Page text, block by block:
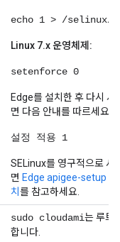
echo 1 > /selinux/
Linux 7.x 운영체제:
setenforce 0
Edge를 설치한 후 다시 사
면 다음 안내를 따르세요.
설정 적용 1
SELinux를 영구적으로 사
면 Edge apigee-setup 유
치 를 참고하세요.
sudo cloudami는 루트
합니다.